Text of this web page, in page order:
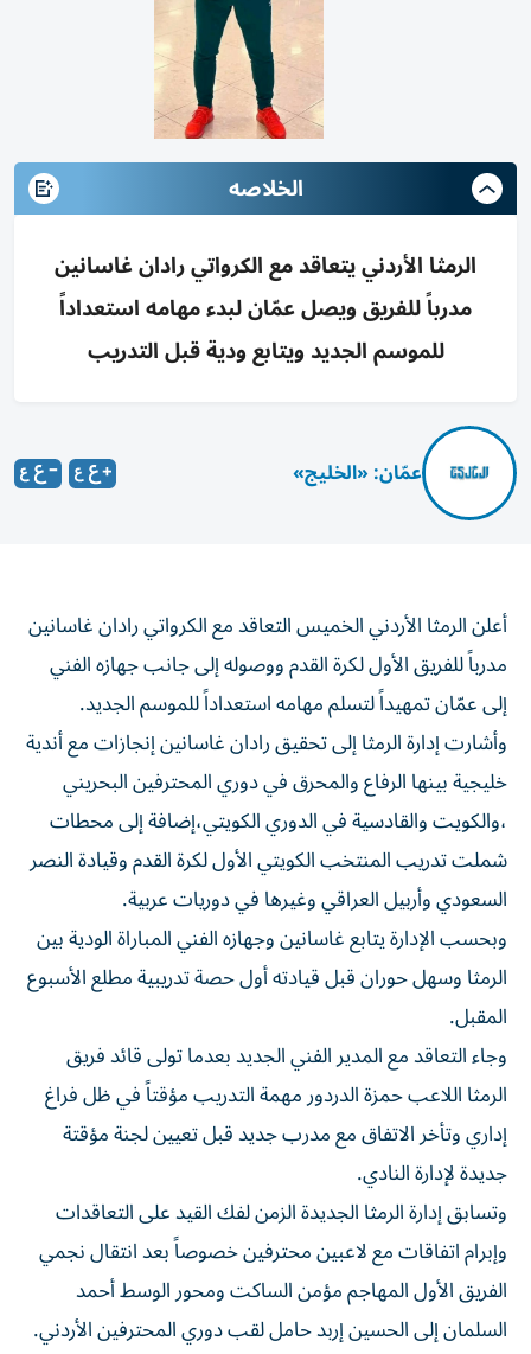
الخلاصه
الرمثا الأردني يتعاقد مع الكرواتي رادان غاسانين
مدرباً للفريق ويصل عمّان لبدء مهامه استعداداً
للموسم الجديد ويتابع ودية قبل التدريب
عمّان: «الخليج»
أعلن الرمثا الأردني الخميس التعاقد مع الكرواتي رادان غاسانين
مدرباً للفريق الأول لكرة القدم ووصوله إلى جانب جهازه الفني
إلى عمّان تمهيداً لتسلم مهامه استعداداً للموسم الجديد.
وأشارت إدارة الرمثا إلى تحقيق رادان غاسانين إنجازات مع أندية
خليجية بينها الرفاع والمحرق في دوري المحترفين البحريني
،والكويت والقادسية في الدوري الكويتي،إضافة إلى محطات
شملت تدريب المنتخب الكويتي الأول لكرة القدم وقيادة النصر
السعودي وأربيل العراقي وغيرها في دوريات عربية.
وبحسب الإدارة يتابع غاسانين وجهازه الفني المباراة الودية بين
الرمثا وسهل حوران قبل قيادته أول حصة تدريبية مطلع الأسبوع
المقبل.
وجاء التعاقد مع المدير الفني الجديد بعدما تولى قائد فريق
الرمثا اللاعب حمزة الدردور مهمة التدريب مؤقتاً في ظل فراغ
إداري وتأخر الاتفاق مع مدرب جديد قبل تعيين لجنة مؤقتة
جديدة لإدارة النادي.
وتسابق إدارة الرمثا الجديدة الزمن لفك القيد على التعاقدات
وإبرام اتفاقات مع لاعبين محترفين خصوصاً بعد انتقال نجمي
الفريق الأول المهاجم مؤمن الساكت ومحور الوسط أحمد
السلمان إلى الحسين إربد حامل لقب دوري المحترفين الأردني.